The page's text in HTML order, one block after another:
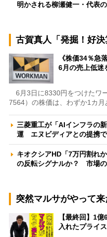
明かされる柳瀬健一・代表
古賀真人「発掘！好決
《株価34％急
6月の売上低
6月3日に8330円をつけたワ
7564）の株価は、わずか1カ
三菱重工が「AIインフラの
運 エヌビディアとの提携
キオクシアHD「7万円割れ
の反転シグナルか？ 市場
突然マルサがやって来
【最終回】1
入れたプライ